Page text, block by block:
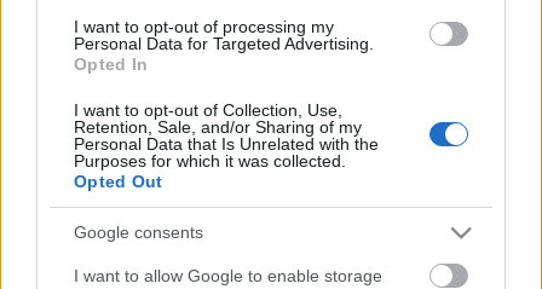
I want to opt-out of processing my
Personal Data for Targeted Advertising.
Opted In
I want to opt-out of Collection, Use,
Retention, Sale, and/or Sharing of my
Personal Data that Is Unrelated with the
Purposes for which it was collected.
Opted Out
Google consents
I want to allow Google to enable storage
Címkék:irodalom könyvkiadás nyenyec
Ajánlott bejegyzések: